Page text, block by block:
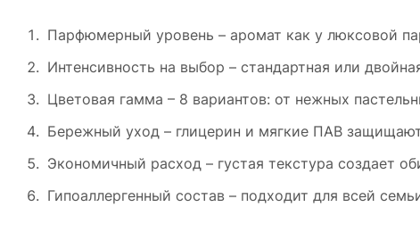
Парфюмерный уровень – аромат как у люксовой
Интенсивность на выбор – стандартная или
Цветовая гамма – 8 вариантов: от нежных
Бережный уход – глицерин и мягкие ПАВ
Экономичный расход – густая текстура создает
Гипоаллергенный состав – подходит для всей